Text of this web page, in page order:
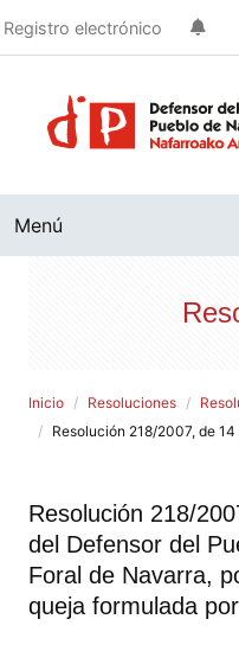
Registro electrónico
Menú
Inicio Resoluciones
Resolución 218/2007, de
Resolución 218/
del Defensor del
Foral de Navarra,
queja formulada